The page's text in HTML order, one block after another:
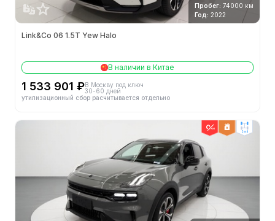
Пробег: 74000 км
Год: 2022
Link&Co 06 1.5T Yew Halo
В наличии в Китае
1 533 901 ₽В Москву под ключ
30-60 дней
утилизационный сбор расчитывается отдельно
2wd